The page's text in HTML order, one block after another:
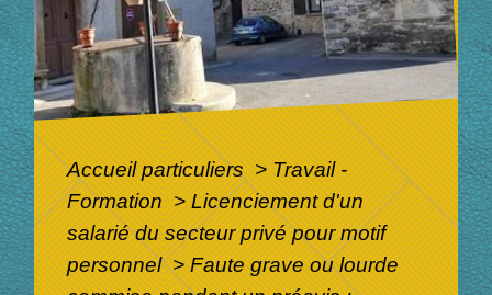
Accueil particuliers> Travail -
Formation> Licenciement d'un
salarié du secteur privé pour motif
personnel> Faute grave ou lourde